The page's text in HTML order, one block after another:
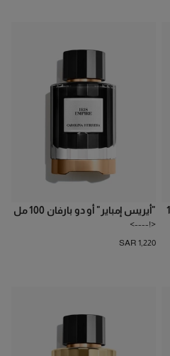
100
"أيريس إمباير" أو دو بارفان 100 مل
<!---->
SAR 1,220